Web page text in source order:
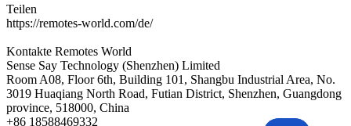
Teilen
https://remotes-world.com/de/
Kontakte Remotes World
Sense Say Technology (Shenzhen) Limited
Room A08, Floor 6th, Building 101, Shangbu Industrial Area, No.
3019 Huaqiang North Road, Futian District, Shenzhen, Guangdong
province, 518000, China
+86 18588469332